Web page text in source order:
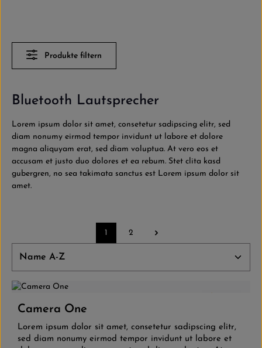
Produkte filtern
Bluetooth Lautsprecher
Lorem ipsum dolor sit amet, consetetur sadipscing elitr, sed
diam nonumy eirmod tempor invidunt ut labore et dolore
magna aliquyam erat, sed diam voluptua. At vero eos et
accusam et justo duo dolores et ea rebum. Stet clita kasd
gubergren, no sea takimata sanctus est Lorem ipsum dolor sit
amet.
1 2
Camera One
Lorem ipsum dolor sit amet, consetetur sadipscing elitr,
sed diam nonumy eirmod tempor invidunt ut labore et